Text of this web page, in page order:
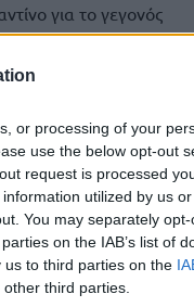
or processing of your
use the below opt-out
request is processed
utilized by us
You may separately
on the IAB’s list of
to third parties on the
third parties.
για το γεγονός
Μουντιάλ 2026,
που
πανηγυρίζει σε
στην ανάρτητησή
στον κάτοχο του
έως τις